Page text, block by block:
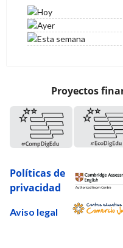
Proyectos
Políticas de
privacidad
Aviso legal